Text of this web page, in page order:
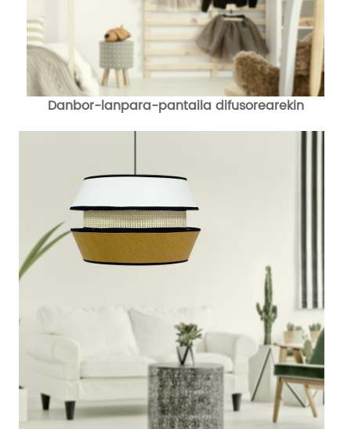
Danbor-lanpara-pantaila difusorearekin